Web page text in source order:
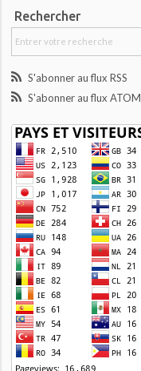
Rechercher
S'abonner au flux RSS
S'abonner au flux ATOM